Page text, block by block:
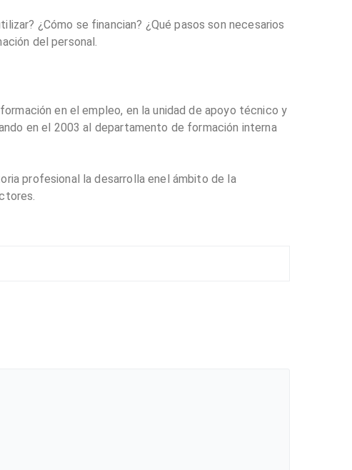
¿Cómo se financian? ¿Qué pasos son necesarios
del personal.
en el empleo, en la unidad de apoyo técnico y
en el 2003 al departamento de formación interna
profesional la desarrolla enel ámbito de la